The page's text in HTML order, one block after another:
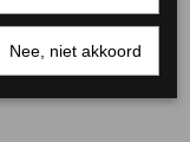
Nee, niet akkoord